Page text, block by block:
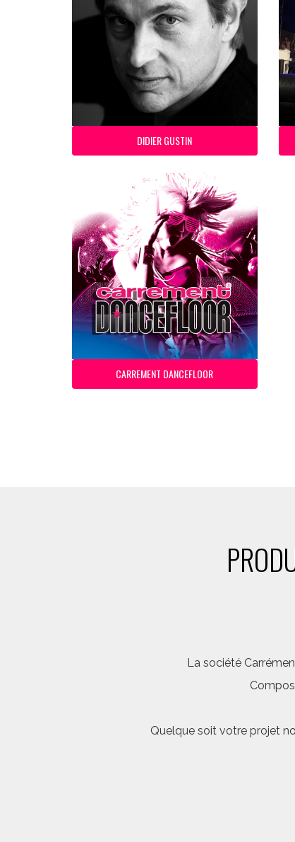
DIDIER GUSTIN
CARREMENT DANCEFLOOR
La société
Quelque soit votre projet